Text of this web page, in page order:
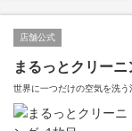
店舗公式
まるっとクリーニ
世界に一つだけの空気を洗う